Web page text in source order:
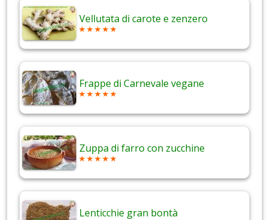
Vellutata di carote e zenzero
Frappe di Carnevale vegane
Zuppa di farro con zucchine
Lenticchie gran bontà